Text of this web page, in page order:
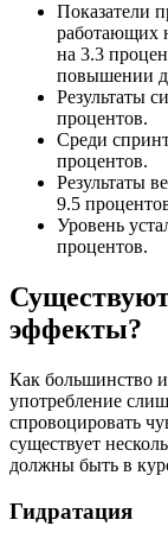
Показатели
работающих
на 3.3
повышении
Результаты
процентов.
Среди
процентов.
Результаты
9.5
Уровень
процентов.
эффекты?
Как большинство
употребление
спровоцировать
существует
должны быть в
Гидратация